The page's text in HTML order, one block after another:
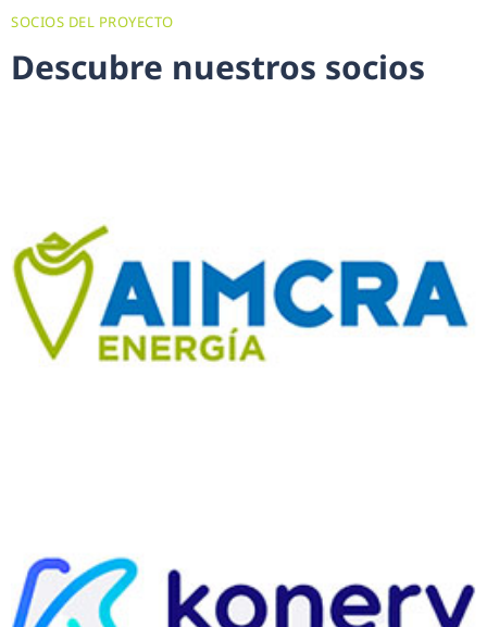
SOCIOS DEL PROYECTO
Descubre nuestros socios